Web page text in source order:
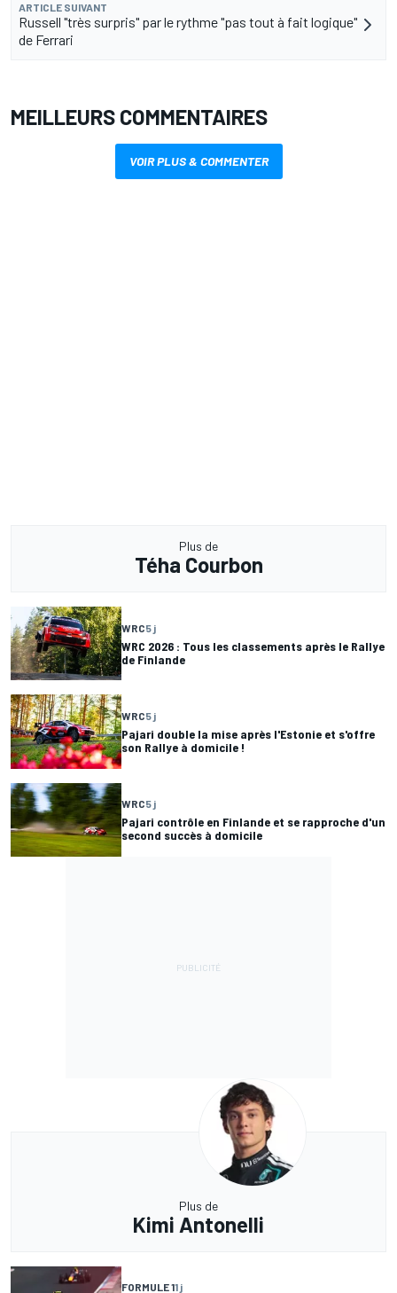
ARTICLE SUIVANT
Russell "très surpris" par le rythme "pas tout à fait logique"
de Ferrari
MEILLEURS COMMENTAIRES
VOIR PLUS & COMMENTER
Plus de
Téha Courbon
WRC5 j
WRC 2026 : Tous les classements après le Rallye
de Finlande
WRC5 j
Pajari double la mise après l'Estonie et s'offre
son Rallye à domicile !
WRC5 j
Pajari contrôle en Finlande et se rapproche d'un
second succès à domicile
Plus de
Kimi Antonelli
FORMULE 11 j